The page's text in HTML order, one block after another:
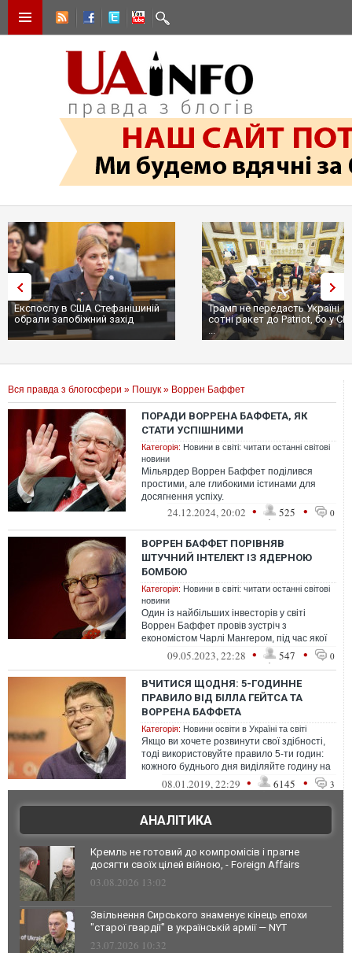
Експослу в США Стефанішиній
обрали запобіжний захід
Трамп не передасть Україні
сотні ракет до Patriot, бо у
...
Вся правда з блогосфери » Пошук » Воррен Баффет
ПОРАДИ ВОРРЕНА БАФФЕТА, ЯК
СТАТИ УСПІШНИМИ
Категорія: Новини в світі: читати останні світові
новини
Мільярдер Воррен Баффет поділився
простими, але глибокими істинами для
досягнення успіху.
24.12.2024, 20:02 • 525 • 0
ВОРРЕН БАФФЕТ ПОРІВНЯВ
ШТУЧНИЙ ІНТЕЛЕКТ ІЗ ЯДЕРНОЮ
БОМБОЮ
Категорія: Новини в світі: читати останні світові
новини
Один із найбільших інвесторів у світі
Воррен Баффет провів зустріч з
економістом Чарлі Мангером, під час якої
розкритикував ідею ШІ
09.05.2023, 22:28 • 547 • 0
ВЧИТИСЯ ЩОДНЯ: 5-ГОДИННЕ
ПРАВИЛО ВІД БІЛЛА ГЕЙТСА ТА
ВОРРЕНА БАФФЕТА
Категорія: Новини освіти в Україні та світі
Якщо ви хочете розвинути свої здібності,
тоді використовуйте правило 5-ти годин:
кожного буднього дня виділяйте годину на
саморозвиток. Таким чином ви...
08.01.2019, 22:29 • 6145 • 3
АНАЛІТИКА
Кремль не готовий до компромісів і прагне
досягти своїх цілей війною, - Foreign Affairs
03.08.2026 13:02
Звільнення Сирського знаменує кінець епохи
"старої гвардії" в українській армії — NYT
23.07.2026 10:32